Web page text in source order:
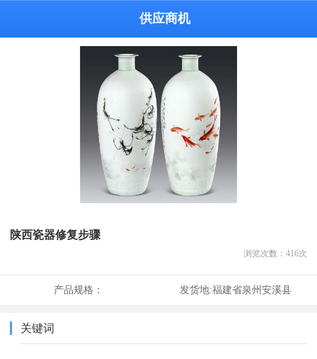
供应商机
陕西瓷器修复步骤
浏览次数： 416次
产品规格： 发货地:福建省泉州安溪县
关键词